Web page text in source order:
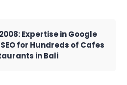
Expertise in Google
for Hundreds of Cafes
in Bali